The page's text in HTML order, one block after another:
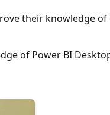
their knowledge
of Power BI